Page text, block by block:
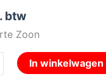
btw
Zoon
In winkelwagen